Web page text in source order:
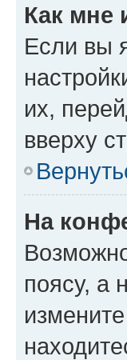
Как мне
Если вы
их,
вверху
На
поясу, а